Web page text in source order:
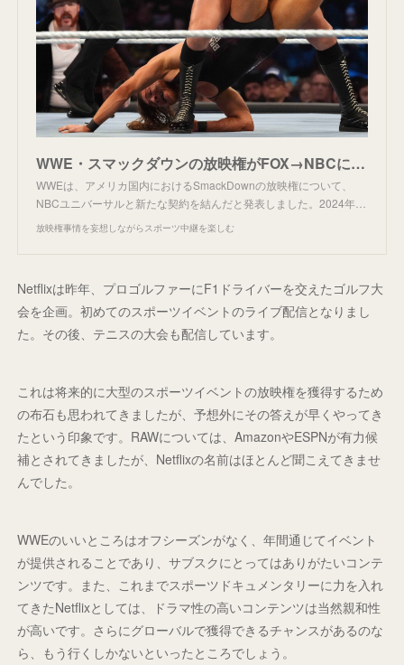
WWE・スマックダウンの放映権がFOX→NBCに移動。
WWEは、アメリカ国内におけるSmackDownの放映権について、
NBCユニバーサルと新たな契約を結んだと発表しました。2024年…
放映権事情を妄想しながらスポーツ中継を楽しむ
Netflixは昨年、プロゴルファーにF1ドライバーを交えたゴルフ大
会を企画。初めてのスポーツイベントのライブ配信となりまし
た。その後、テニスの大会も配信しています。
これは将来的に大型のスポーツイベントの放映権を獲得するため
の布石も思われてきましたが、予想外にその答えが早くやってき
たという印象です。RAWについては、AmazonやESPNが有力候
補とされてきましたが、Netflixの名前はほとんど聞こえてきませ
んでした。
WWEのいいところはオフシーズンがなく、年間通じてイベント
が提供されることであり、サブスクにとってはありがたいコンテ
ンツです。また、これまでスポーツドキュメンタリーに力を入れ
てきたNetflixとしては、ドラマ性の高いコンテンツは当然親和性
が高いです。さらにグローバルで獲得できるチャンスがあるのな
ら、もう行くしかないといったところでしょう。